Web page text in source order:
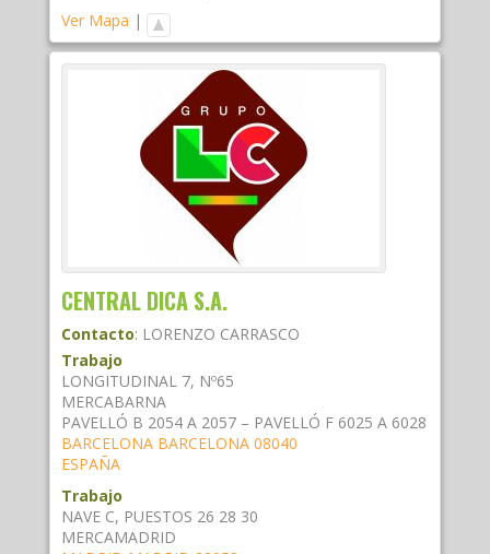
Ver Mapa |
CENTRAL DICA S.A.
Contacto: LORENZO CARRASCO
Trabajo
LONGITUDINAL 7, Nº65
MERCABARNA
PAVELLÓ B 2054 A 2057 – PAVELLÓ F 6025 A 6028
BARCELONA BARCELONA 08040
ESPAÑA
Trabajo
NAVE C, PUESTOS 26 28 30
MERCAMADRID